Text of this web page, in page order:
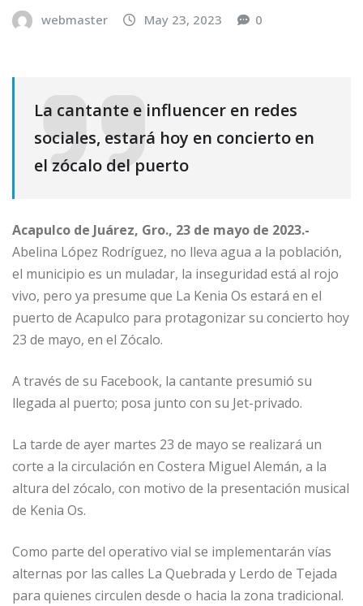
webmaster May 23, 2023 0
La cantante e influencer en redes
sociales, estará hoy en concierto en
el zócalo del puerto
Acapulco de Juárez, Gro., 23 de mayo de 2023.-
Abelina López Rodríguez, no lleva agua a la población,
el municipio es un muladar, la inseguridad está al rojo
vivo, pero ya presume que La Kenia Os estará en el
puerto de Acapulco para protagonizar su concierto hoy
23 de mayo, en el Zócalo.
A través de su Facebook, la cantante presumió su
llegada al puerto; posa junto con su Jet-privado.
La tarde de ayer martes 23 de mayo se realizará un
corte a la circulación en Costera Miguel Alemán, a la
altura del zócalo, con motivo de la presentación musical
de Kenia Os.
Como parte del operativo vial se implementarán vías
alternas por las calles La Quebrada y Lerdo de Tejada
para quienes circulen desde o hacia la zona tradicional.